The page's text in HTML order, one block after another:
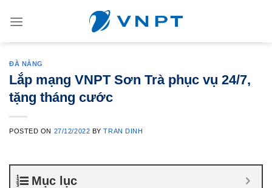
ĐÀ NẴNG
Lắp mạng VNPT Sơn Trà phục vụ 24/7,
tặng tháng cước
POSTED ON 27/12/2022 BYTRAN DINH
Mục lục